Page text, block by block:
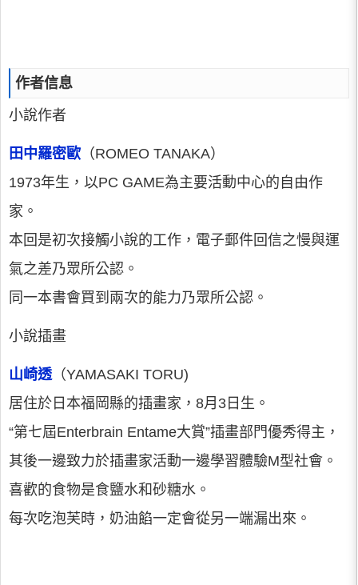
作者信息
小說作者
田中羅密歐 （ROMEO TANAKA）
1973年生，以PC GAME為主要活動中心的自由作
家。
本回是初次接觸小說的工作，電子郵件回信之慢與運
氣之差乃眾所公認。
同一本書會買到兩次的能力乃眾所公認。
小說插畫
山崎透（YAMASAKI TORU)
居住於日本福岡縣的插畫家，8月3日生。
“第七屆Enterbrain Entame大賞”插畫部門優秀得主，
其後一邊致力於插畫家活動一邊學習體驗M型社會。
喜歡的食物是食鹽水和砂糖水。
每次吃泡芙時，奶油餡一定會從另一端漏出來。